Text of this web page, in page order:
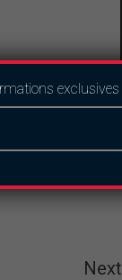
Next
exclusives